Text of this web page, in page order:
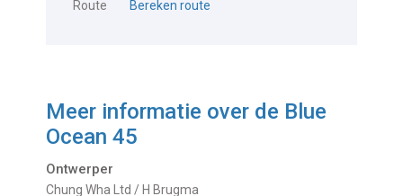
Route
Bereken route
Meer informatie over de Blue
Ocean 45
Ontwerper
Chung Wha Ltd / H Brugma